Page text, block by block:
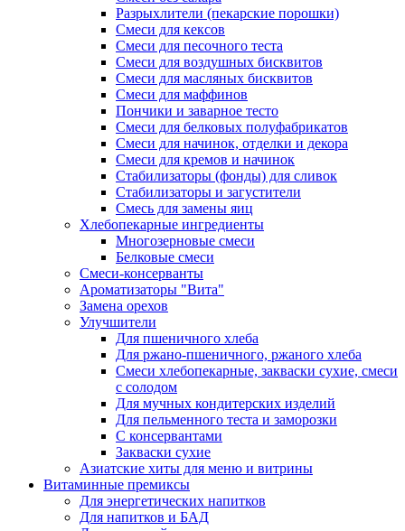
Разрыхлители (пекарские порошки)
Смеси для кексов
Смеси для песочного теста
Смеси для воздушных бисквитов
Смеси для масляных бисквитов
Смеси для маффинов
Пончики и заварное тесто
Cмеси для белковых полуфабрикатов
Смеси для начинок, отделки и декора
Смеси для кремов и начинок
Стабилизаторы (фонды) для сливок
Стабилизаторы и загустители
Смесь для замены яиц
Хлебопекарные ингредиенты
Многозерновые смеси
Белковые смеси
Смеси-консерванты
Ароматизаторы "Вита"
Замена орехов
Улучшители
Для пшеничного хлеба
Для ржано-пшеничного, ржаного хлеба
Смеси хлебопекарные, закваски сухие, смеси
с солодом
Для мучных кондитерских изделий
Для пельменного теста и заморозки
С консервантами
Закваски сухие
Азиатские хиты для меню и витрины
Витаминные премиксы
Для энергетических напитков
Для напитков и БАД